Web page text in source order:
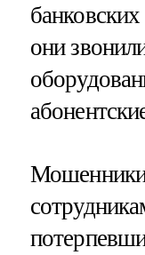
они
Мошенники